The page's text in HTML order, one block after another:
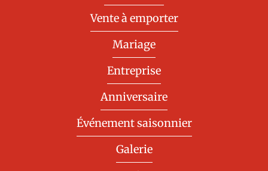
Vente à emporter
Mariage
Entreprise
Anniversaire
Événement saisonnier
Galerie